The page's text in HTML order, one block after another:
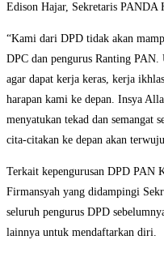
Edison Hajar, Sekretaris
“Kami dari DPD tidak akan
DPC dan pengurus Ranting PAN.
agar dapat kerja keras, kerja
harapan kami ke depan. Insya
menyatukan tekad dan semangat
cita-citakan ke depan akan
Terkait kepengurusan DPD PAN
Firmansyah yang didampingi
seluruh pengurus DPD
lainnya untuk mendaftarkan diri.